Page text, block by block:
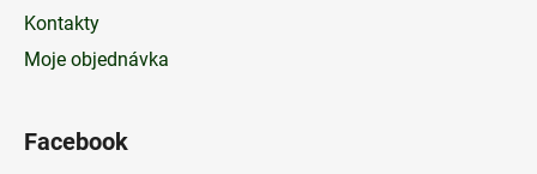
Kontakty
Moje objednávka
Facebook